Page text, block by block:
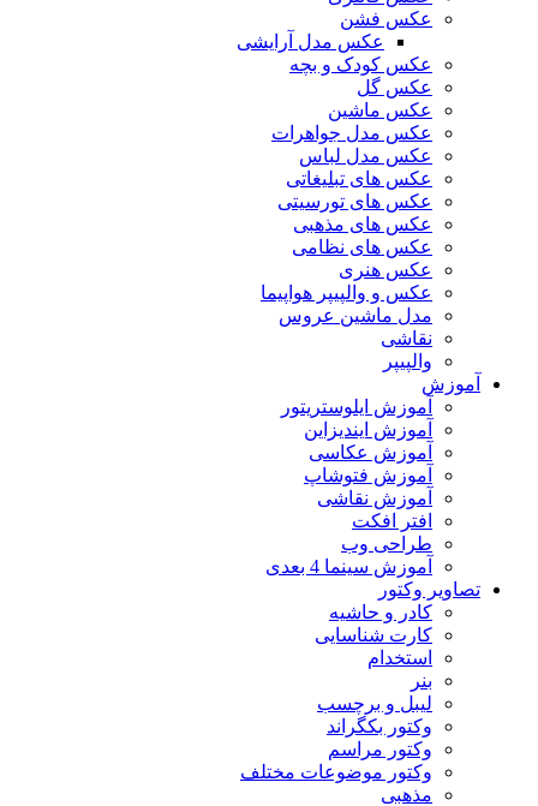
عکس فشن
عکس مدل آرایشی
عکس کودک و بچه
عکس گل
عکس ماشین
عکس مدل جواهرات
عکس مدل لباس
عکس های تبلیغاتی
عکس های تورسیتی
عکس های مذهبی
عکس های نظامی
عکس هنری
عکس و والپیپر هواپیما
مدل ماشین عروس
نقاشی
والپیپر
آموزش
آموزش ایلوستریتور
آموزش ایندیزاین
آموزش عکاسی
آموزش فتوشاپ
آموزش نقاشی
افتر افکت
طراحی وب
آموزش سینما 4 بعدی
تصاویر وکتور
کادر و حاشیه
کارت شناسایی
استخدام
بنر
لیبل و برچسب
وکتور بکگراند
وکتور مراسم
وکتور موضوعات مختلف
مذهبی